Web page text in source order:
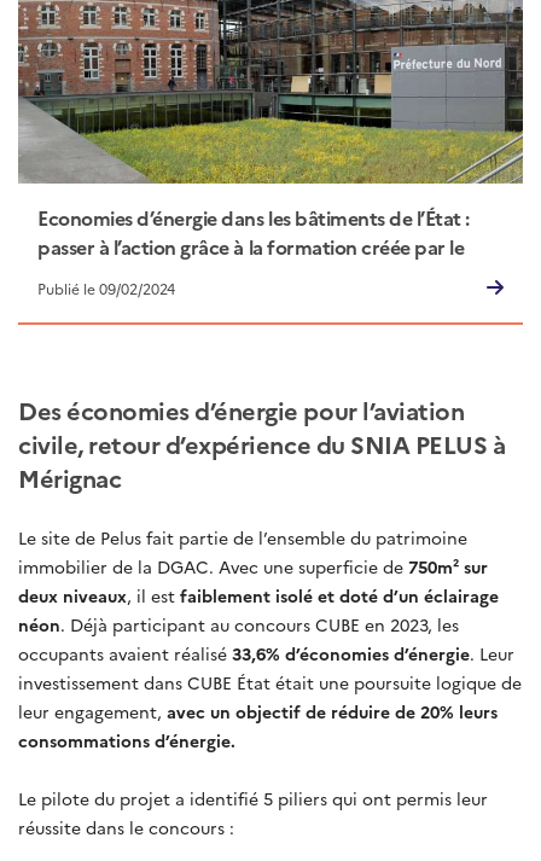
Economies d’énergie dans les bâtiments de l’État :
passer à l’action grâce à la formation créée par le
Publié le 09/02/2024
Des économies d’énergie pour l’aviation
civile, retour d’expérience du SNIA PELUS à
Mérignac
Le site de Pelus fait partie de l’ensemble du patrimoine
immobilier de la DGAC. Avec une superficie de 750m² sur
deux niveaux, il est faiblement isolé et doté d’un éclairage
néon. Déjà participant au concours CUBE en 2023, les
occupants avaient réalisé 33,6% d’économies d’énergie. Leur
investissement dans CUBE État était une poursuite logique de
leur engagement, avec un objectif de réduire de 20% leurs
consommations d’énergie.
Le pilote du projet a identifié 5 piliers qui ont permis leur
réussite dans le concours :